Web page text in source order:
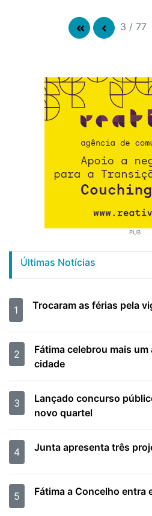
3 / 77
PUB
Últimas Notícias
1 Trocaram as férias pela
2
Fátima celebrou mais
cidade
3
Lançado concurso
novo quartel
4 Junta apresenta três
5 Fátima a Concelho entra